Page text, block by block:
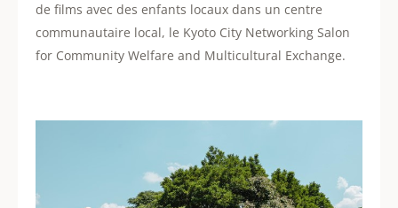
de films avec des enfants locaux dans un centre
communautaire local, le Kyoto City Networking Salon
for Community Welfare and Multicultural Exchange.